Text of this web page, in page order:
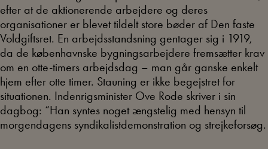
efter at de aktionerende arbejdere og deres
organisationer er blevet tildelt store bøder af Den faste
Voldgiftsret. En arbejdsstandsning gentager sig i 1919,
da de københavnske bygningsarbejdere fremsætter krav
om en otte-timers arbejdsdag – man går ganske enkelt
hjem efter otte timer. Stauning er ikke begejstret for
situationen. Indenrigsminister Ove Rode skriver i sin
dagbog: “Han syntes noget ængstelig med hensyn til
morgendagens syndikalistdemonstration og strejkeforsøg.